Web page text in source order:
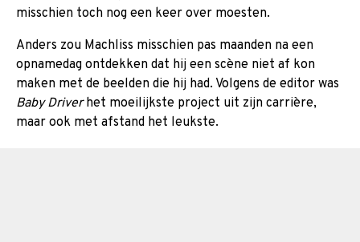
misschien toch nog een keer over moesten.
Anders zou Machliss misschien pas maanden na een
opnamedag ontdekken dat hij een scène niet af kon
maken met de beelden die hij had. Volgens de editor was
Baby Driverhet moeilijkste project uit zijn carrière,
maar ook met afstand het leukste.